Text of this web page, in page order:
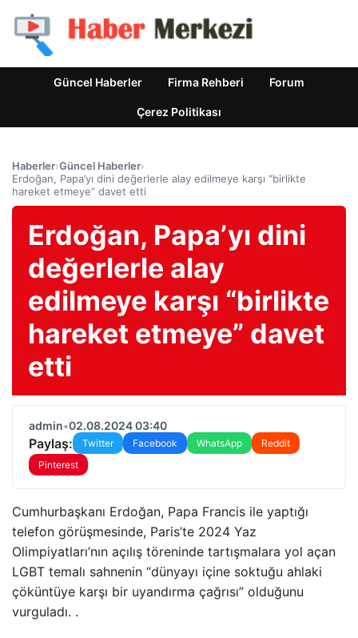
Güncel Haberler Firma Rehberi Forum
Çerez Politikası
Haberler›Güncel Haberler›
Erdoğan, Papa’yı dini değerlerle alay edilmeye karşı “birlikte
hareket etmeye” davet etti
Erdoğan, Papa’yı dini
değerlerle alay
edilmeye karşı “birlikte
hareket etmeye” davet
etti
admin•02.08.2024 03:40
Paylaş: Twitter Facebook WhatsApp
Reddit
Pinterest
Cumhurbaşkanı Erdoğan, Papa Francis ile yaptığı
telefon görüşmesinde, Paris’te 2024 Yaz
Olimpiyatları’nın açılış töreninde tartışmalara yol açan
LGBT temalı sahnenin “dünyayı içine soktuğu ahlaki
çöküntüye karşı bir uyandırma çağrısı” olduğunu
vurguladı. .